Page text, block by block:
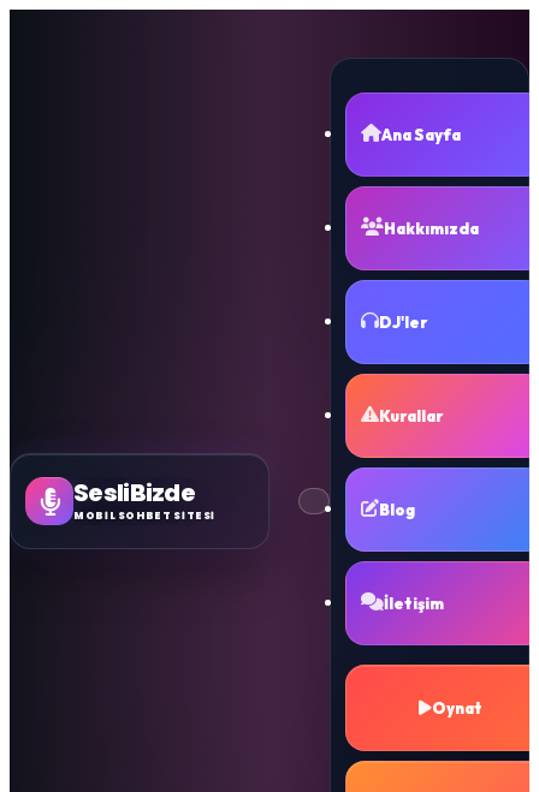
SesliBizde
MOBİL SOHBET SİTESİ
Ana Sayfa
Hakkımızda
DJ'ler
Kurallar
Blog
İletişim
Oynat